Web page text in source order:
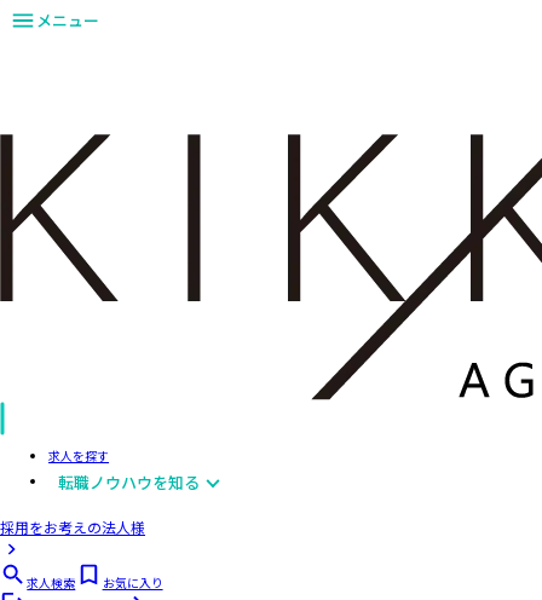
メニュー
求人を探す
転職ノウハウを知る
採用をお考えの法人様
求人検索
お気に入り